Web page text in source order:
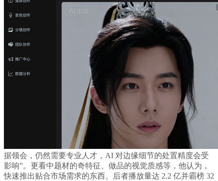
据领会，仍然需要专业人才，AI 对边缘细节的处置精度会受
影响”。更看中题材的奇特征、做品的视觉质感等，他认为，
快速推出贴合市场需求的东西。后者播放量达 2.2 亿并霸榜 32